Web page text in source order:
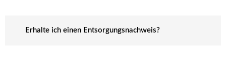
Erhalte ich einen Entsorgungsnachweis?